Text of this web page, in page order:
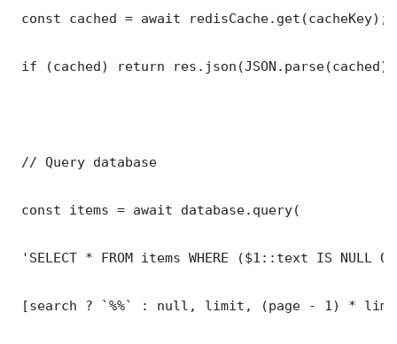
const cached = await redisCache.get(cacheKey);
if (cached) return
// Query database
const items = await database.query(
'SELECT * FROM items WHERE ($1::text IS NULL
[search ? `%%` : null, limit, (page - 1) *